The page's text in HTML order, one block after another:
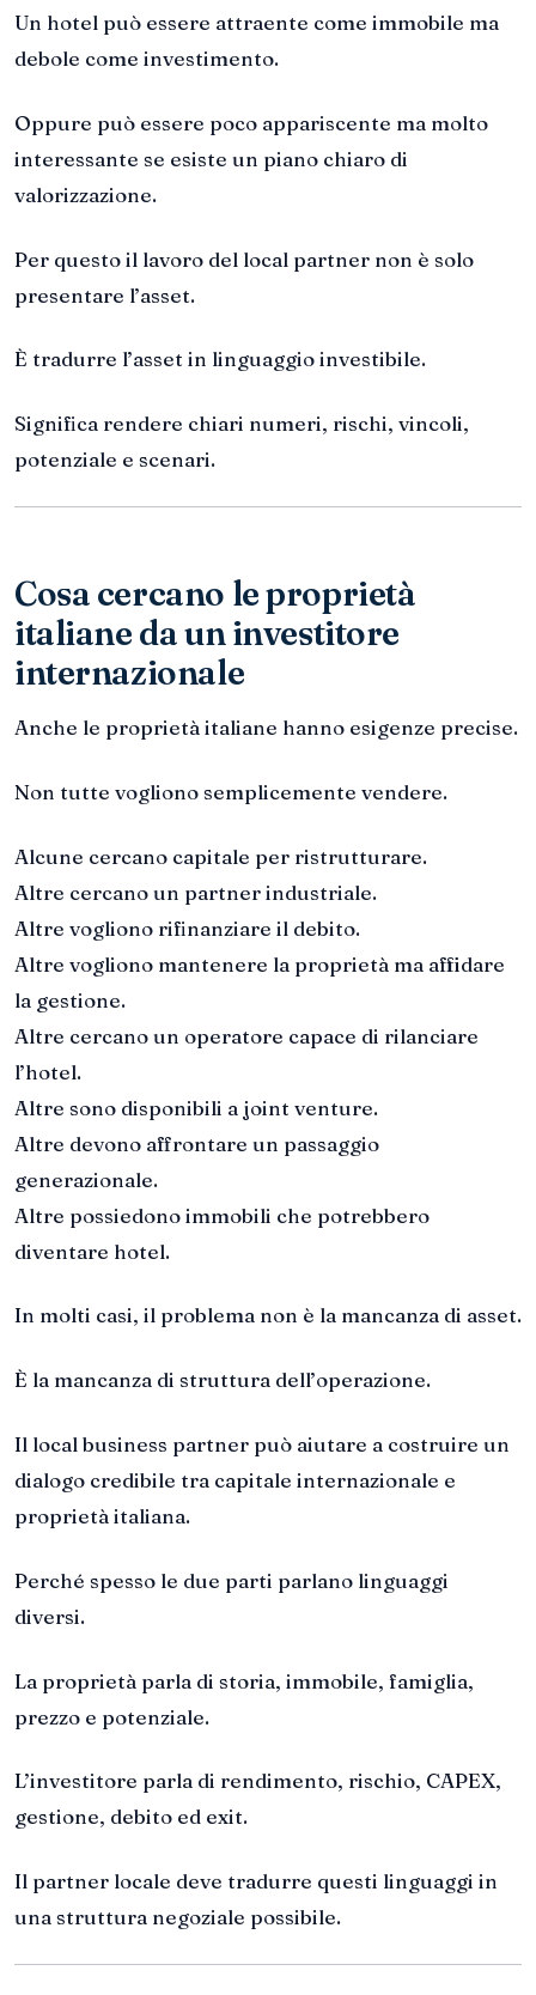
Un hotel può essere attraente come immobile ma
debole come investimento.
Oppure può essere poco appariscente ma molto
interessante se esiste un piano chiaro di
valorizzazione.
Per questo il lavoro del local partner non è solo
presentare l’asset.
È tradurre l’asset in linguaggio investibile.
Significa rendere chiari numeri, rischi, vincoli,
potenziale e scenari.
Cosa cercano le proprietà
italiane da un investitore
internazionale
Anche le proprietà italiane hanno esigenze precise.
Non tutte vogliono semplicemente vendere.
Alcune cercano capitale per ristrutturare.
Altre cercano un partner industriale.
Altre vogliono rifinanziare il debito.
Altre vogliono mantenere la proprietà ma affidare
la gestione.
Altre cercano un operatore capace di rilanciare
l’hotel.
Altre sono disponibili a joint venture.
Altre devono affrontare un passaggio
generazionale.
Altre possiedono immobili che potrebbero
diventare hotel.
In molti casi, il problema non è la mancanza di asset.
È la mancanza di struttura dell’operazione.
Il local business partner può aiutare a costruire un
dialogo credibile tra capitale internazionale e
proprietà italiana.
Perché spesso le due parti parlano linguaggi
diversi.
La proprietà parla di storia, immobile, famiglia,
prezzo e potenziale.
L’investitore parla di rendimento, rischio, CAPEX,
gestione, debito ed exit.
Il partner locale deve tradurre questi linguaggi in
una struttura negoziale possibile.